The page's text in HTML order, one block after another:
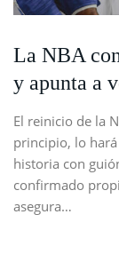
La NBA
y apunta a
El reinicio de la
principio, lo hará
historia con
confirmado
asegura…